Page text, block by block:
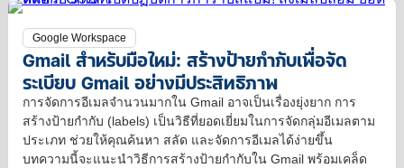
Google Workspace
Gmail สำหรับมือใหม่: สร้างป้ายกำกับเพื่อจัด
ระเบียบ Gmail อย่างมีประสิทธิภาพ
การจัดการอีเมลจำนวนมากใน Gmail อาจเป็นเรื่องยุ่งยาก การ
สร้างป้ายกำกับ (labels) เป็นวิธีที่ยอดเยี่ยมในการจัดกลุ่มอีเมลตาม
ประเภท ช่วยให้คุณค้นหา สลัด และจัดการอีเมลได้ง่ายขึ้น
บทความนี้จะแนะนำวิธีการสร้างป้ายกำกับใน Gmail พร้อมเคล็ด